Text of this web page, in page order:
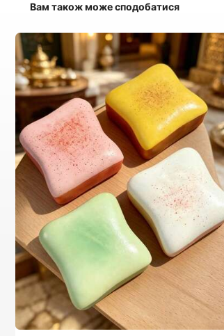
Вам також може сподобатися